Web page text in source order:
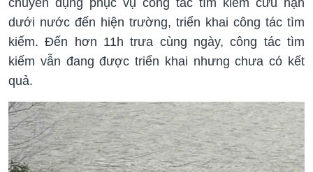
chuyên dụng phục vụ công tác tìm kiếm cứu nạn
dưới nước đến hiện trường, triển khai công tác tìm
kiếm. Đến hơn 11h trưa cùng ngày, công tác tìm
kiếm vẫn đang được triển khai nhưng chưa có kết
quả.